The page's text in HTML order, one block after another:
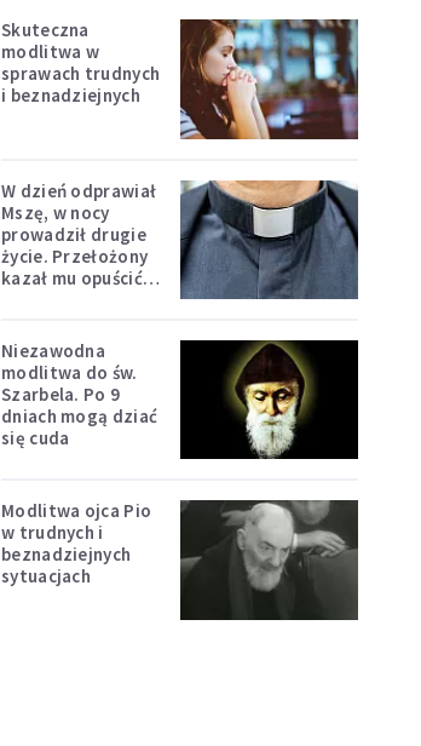
Skuteczna
modlitwa w
sprawach trudnych
i beznadziejnych
W dzień odprawiał
Mszę, w nocy
prowadził drugie
życie. Przełożony
kazał mu opuścić
Niezawodna
modlitwa do św.
Szarbela. Po 9
dniach mogą dziać
się cuda
Modlitwa ojca Pio
w trudnych i
beznadziejnych
sytuacjach